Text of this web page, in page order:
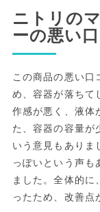
ニトリの
ーの悪い
この商品の悪い口
め、容器が落ちて
作感が悪く、液体
た、容器の容量が
いう意見もありま
っぽいという声も
ました。全体的に
ったため、改善点